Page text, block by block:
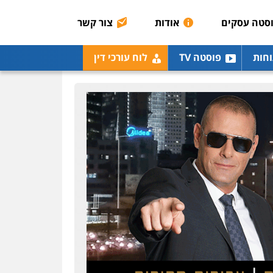
עסקים אודות צור קשר
פוסטה TV לוח עורכי דין
מנשה, אלמוג – עורכי דין
פלילי עבירות תנועה
צווארון לבן תעבורה עורכי
דין לענייני אסירים מעצרים
0546470989
עו"ד אבי כהן
פלילי פשיעה חמורה
קטינים אלימות סמים
עבירות מין
0523647066
ויקי שמואל – משרד עו"ד
פלילי משפט פלילי
0528959600